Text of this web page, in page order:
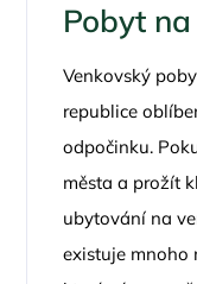
Pobyt
Venkovský
republice
odpočinku.
města a prožít
ubytování na
existuje mnoho